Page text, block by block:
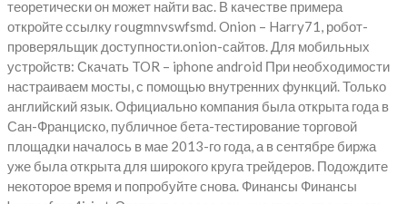
теоретически он может найти вас. В качестве примера
откройте ссылку rougmnvswfsmd. Onion – Harry71, робот-
проверяльщик доступности.onion-сайтов. Для мобильных
устройств: Скачать TOR – iphone android При необходимости
настраиваем мосты, с помощью внутренних функций. Только
английский язык. Официально компания была открыта года в
Сан-Франциско, публичное бета-тестирование торговой
площадки началось в мае 2013-го года, а в сентябре биржа
уже была открыта для широкого круга трейдеров. Подождите
некоторое время и попробуйте снова. Финансы Финансы